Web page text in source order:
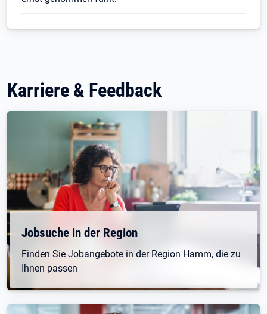
Karriere & Feedback
Jobsuche in der Region
Finden Sie Jobangebote in der Region Hamm, die zu
Ihnen passen